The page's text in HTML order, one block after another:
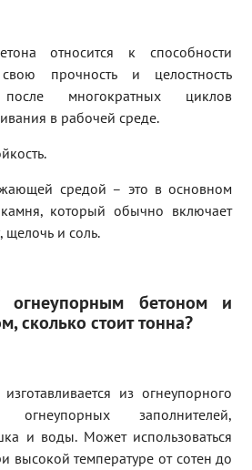
относится к способности
прочность и целостность
многократных циклов
в рабочей среде.
средой – это в основном
который обычно включает
щелочь и соль.
огнеупорным бетоном и
сколько стоит тонна?
из огнеупорного
заполнителей,
и воды. Может использоваться
высокой температуре от сотен до